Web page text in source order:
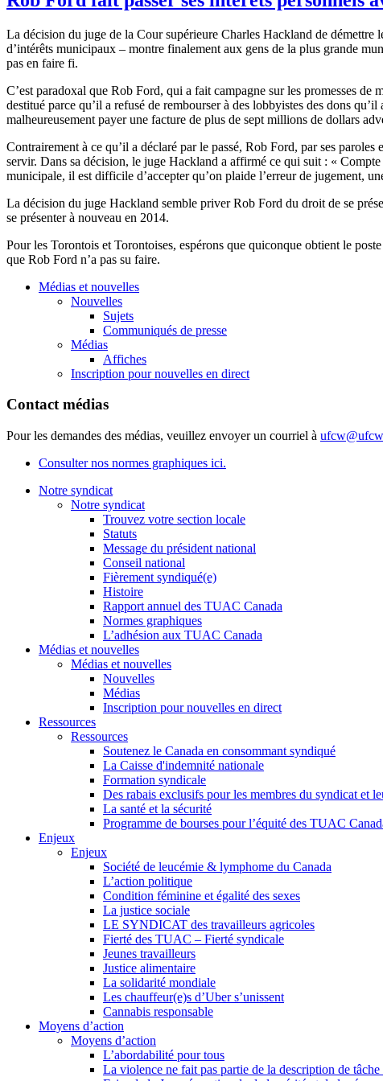
La décision du juge de la Cour supérieure Charles Hackland de démettre
d’intérêts municipaux – montre finalement aux gens de la plus grande
pas en faire fi.
C’est paradoxal que Rob Ford, qui a fait campagne surles promesses de
destitué parce qu’il a refusé de rembourser à des lobbyistes des dons qu’il
malheureusement payerune facture de plus de sept millions de dollars
Contrairement à ce qu’il a déclaré par le passé, Rob Ford, parses paroles
servir. Dans sa décision, le juge Hackland a affirmé ce qui suit : « Compte
municipale, il est difficile d’accepter qu’on plaide l’erreurde jugement,
La décision du juge Hackland semble priverRob Ford du droit de se
se présenter à nouveau en 2014.
Pour les Torontois et Torontoises, espérons que quiconque obtient le poste
que Rob Ford n’a pas su faire.
Médias et nouvelles
Nouvelles
Sujets
Communiqués de presse
Médias
Affiches
Inscription pour nouvelles en direct
Contact médias
Pour les demandes des médias, veuillez envoyer un courriel à
Consulter nos normes graphiques ici.
Notre syndicat
Notre syndicat
Trouvez votre section locale
Statuts
Message du président national
Conseil national
Fièrement syndiqué(e)
Histoire
Rapport annuel des TUAC Canada
Normes graphiques
L’adhésion aux TUAC Canada
Médias et nouvelles
Médias et nouvelles
Nouvelles
Médias
Inscription pour nouvelles en direct
Ressources
Ressources
Soutenez le Canada en consommant syndiqué
La Caisse d'indemnité nationale
Formation syndicale
Des rabais exclusifs pour les membres du syndicat et
La santé et la sécurité
Programme de bourses pour l’équité des TUAC
Enjeux
Enjeux
Société de leucémie & lymphome du Canada
L’action politique
Condition féminine et égalité des sexes
La justice sociale
LE SYNDICAT des travailleurs agricoles
Fierté des TUAC – Fierté syndicale
Jeunes travailleurs
Justice alimentaire
La solidarité mondiale
Les chauffeur(e)s d’Uber s’unissent
Cannabis responsable
Moyens d’action
Moyens d’action
L’abordabilité pour tous
La violence ne fait pas partie de la description de